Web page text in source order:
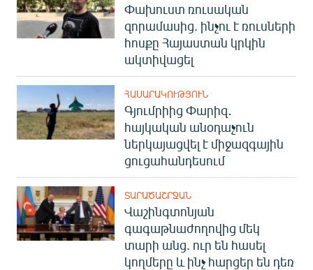
Փախուստ ռուսական
զորամասից. ինչու է ռուսների
հոսքը Հայաստան կրկին
ակտիվացել
ՀԱՍԱՐԱԿՈՒԹՅՈՒՆ
Գյումրիից Փարիզ․
հայկական անօդաչուն
ներկայացվել է միջազգային
ցուցահանդեսում
ՏԱՐԱԾԱՇՐՋԱՆ
Վաշինգտոնյան
գագաթնաժողովից մեկ
տարի անց. ուր են հասել
կողմերը և ինչ հարցեր են դեռ